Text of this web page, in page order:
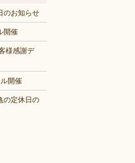
のお知らせ
開催
様感謝デ
開催
の定休日の